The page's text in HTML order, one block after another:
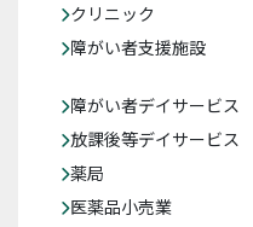
クリニック
障がい者支援施設
障がい者デイサービス
放課後等デイサービス
薬局
医薬品小売業